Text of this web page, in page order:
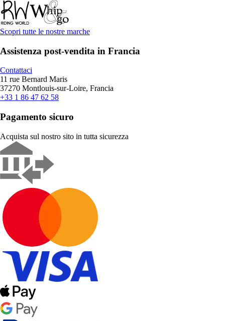
Scopri tutte le nostre marche
Assistenza post-vendita in Francia
Contattaci
11 rue Bernard Maris
37270 Montlouis-sur-Loire, Francia
+33 1 86 47 62 58
Pagamento sicuro
Acquista sul nostro sito in tutta sicurezza